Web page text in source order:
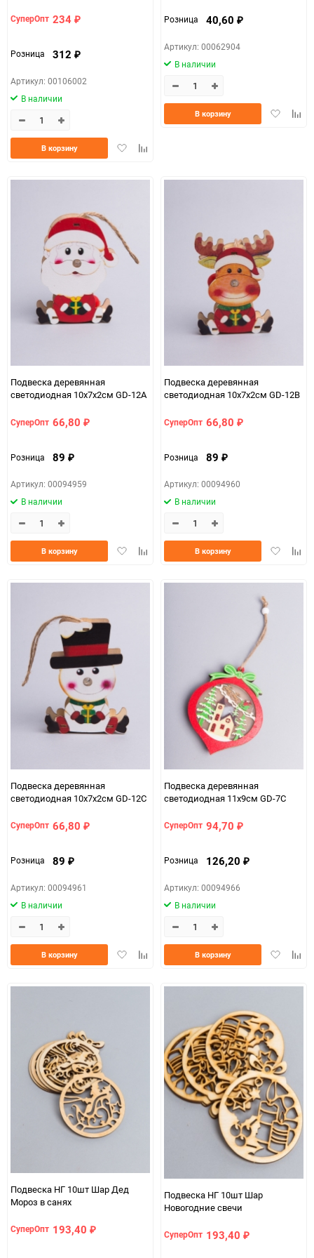
СуперОпт 234 ₽
Розница 312 ₽
Артикул: 00106002
В наличии
ДобавитьДобавить
В корзину
Розница 40,60 ₽
Артикул: 00062904
В наличии
Добавить
В корзину
Подвеска деревянная
светодиодная 10x7x2см GD-12A
СуперОпт 66,80 ₽
Розница 89 ₽
Артикул: 00094959
В наличии
ДобавитьДобавить
В корзину
Подвеска деревянная
светодиодная 10x7x2см GD-12B
СуперОпт 66,80 ₽
Розница 89 ₽
Артикул: 00094960
В наличии
Добавить
В корзину
Подвеска деревянная
светодиодная 10x7x2см GD-12C
СуперОпт 66,80 ₽
Розница 89 ₽
Артикул: 00094961
В наличии
ДобавитьДобавить
В корзину
Подвеска деревянная
светодиодная 11x9см GD-7C
СуперОпт 94,70 ₽
Розница 126,20 ₽
Артикул: 00094966
В наличии
Добавить
В корзину
Подвеска НГ 10шт Шар Дед
Мороз в санях
СуперОпт 193,40 ₽
Подвеска НГ 10шт Шар
Новогодние свечи
СуперОпт 193,40 ₽